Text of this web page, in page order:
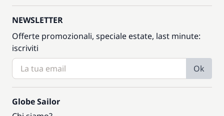
NEWSLETTER
Offerte promozionali, speciale estate, last minute:
iscriviti
Ok
Globe Sailor